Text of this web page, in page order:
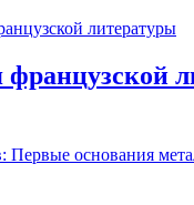
французской